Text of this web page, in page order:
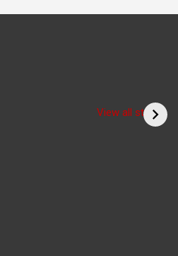
View all stories
(Bitiya) बिटिया